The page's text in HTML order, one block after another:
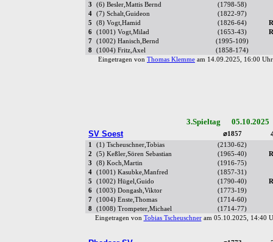
3 (6) Besler,Mattis Bernd (1798-58)
4
(7) Schalt,Guideon (1822-97)
5
(8) Vogt,Hamid (1826-64)
6
(1001) Vogt,Milad (1653-43)
7
(1002) Hanisch,Bernd (1995-109)
8
(1004) Fritz,Axel (1858-174)
Eingetragen von Thomas Klemme am 14.09.2025, 16:00
3.Spieltag
SV Soest
⌀1857
1 (1) Tscheuschner,Tobias (2130-62)
2
(5) Keßler,Sören Sebastian (1965-40)
3
(8) Koch,Martin (1916-75)
4
(1001) Kasubke,Manfred (1857-31)
5
(1002) Hügel,Guido (1790-40)
6
(1003) Dongash,Viktor (1773-19)
7
(1004) Enste,Thomas (1714-60)
8
(1008) Trompeter,Michael (1714-77)
Eingetragen von Tobias Tscheuschneram 05.10.2025, 14:40